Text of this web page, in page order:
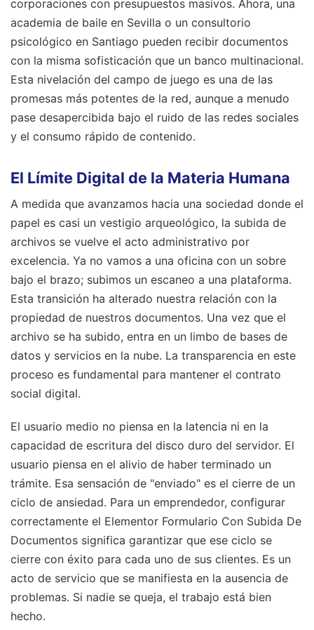
corporaciones con presupuestos masivos. Ahora, una
academia de baile en Sevilla o un consultorio
psicológico en Santiago pueden recibir documentos
con la misma sofisticación que un banco multinacional.
Esta nivelación del campo de juego es una de las
promesas más potentes de la red, aunque a menudo
pase desapercibida bajo el ruido de las redes sociales
y el consumo rápido de contenido.
El Límite Digital de la Materia Humana
A medida que avanzamos hacia una sociedad donde el
papel es casi un vestigio arqueológico, la subida de
archivos se vuelve el acto administrativo por
excelencia. Ya no vamos a una oficina con un sobre
bajo el brazo; subimos un escaneo a una plataforma.
Esta transición ha alterado nuestra relación con la
propiedad de nuestros documentos. Una vez que el
archivo se ha subido, entra en un limbo de bases de
datos y servicios en la nube. La transparencia en este
proceso es fundamental para mantener el contrato
social digital.
El usuario medio no piensa en la latencia ni en la
capacidad de escritura del disco duro del servidor. El
usuario piensa en el alivio de haber terminado un
trámite. Esa sensación de "enviado" es el cierre de un
ciclo de ansiedad. Para un emprendedor, configurar
correctamente el Elementor Formulario Con Subida De
Documentos significa garantizar que ese ciclo se
cierre con éxito para cada uno de sus clientes. Es un
acto de servicio que se manifiesta en la ausencia de
problemas. Si nadie se queja, el trabajo está bien
hecho.